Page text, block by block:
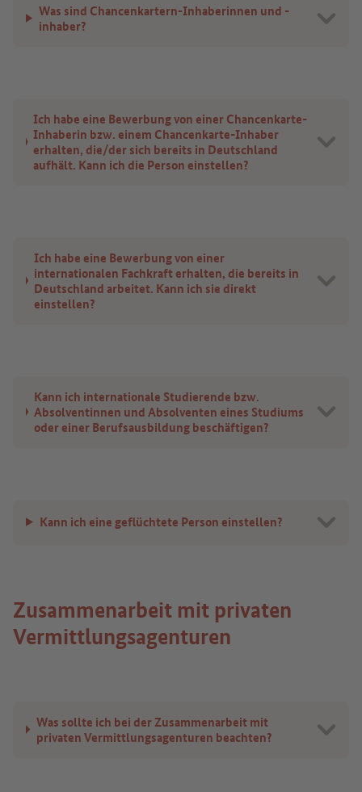
Was sind Chancenkartern-Inhaberinnen und -
inhaber?
Ich habe eine Bewerbung von einer Chancenkarte-
Inhaberin bzw. einem Chancenkarte-Inhaber
erhalten, die/der sich bereits in Deutschland
aufhält. Kann ich die Person einstellen?
Ich habe eine Bewerbung von einer
internationalen Fachkraft erhalten, die bereits in
Deutschland arbeitet. Kann ich sie direkt
einstellen?
Kann ich internationale Studierende bzw.
Absolventinnen und Absolventen eines Studiums
oder einer Berufsausbildung beschäftigen?
Kann ich eine geflüchtete Person einstellen?
Zusammenarbeit mit privaten
Vermittlungsagenturen
Was sollte ich bei der Zusammenarbeit mit
privaten Vermittlungsagenturen beachten?